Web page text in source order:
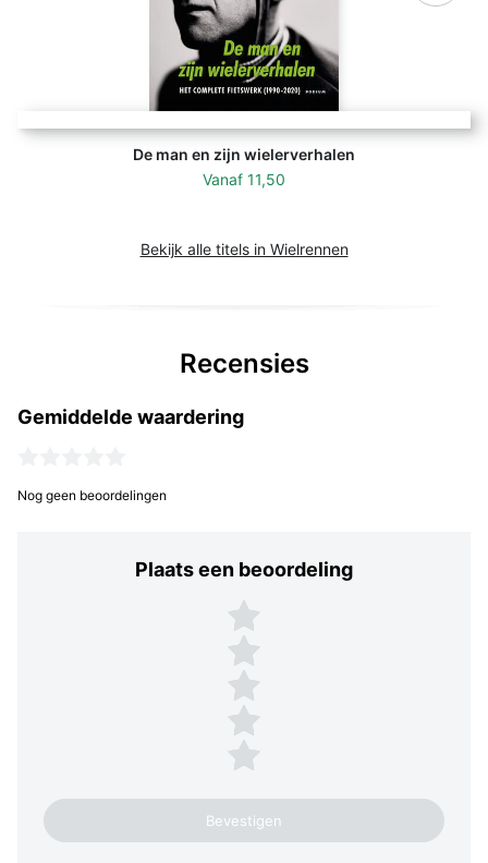
De man en zijn wielerverhalen
Vanaf 11,50
Bekijk alle titels in Wielrennen
Recensies
Gemiddelde waardering
Nog geen beoordelingen
Plaats een beoordeling
Plaats een beoordeling
5 sterren
4 sterren
3 sterren
2 sterren
1 ster